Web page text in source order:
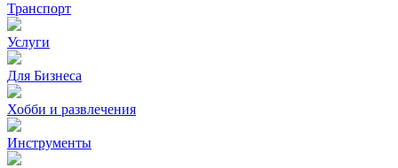
Транспорт
Услуги
Для Бизнеса
Хобби и развлечения
Инструменты